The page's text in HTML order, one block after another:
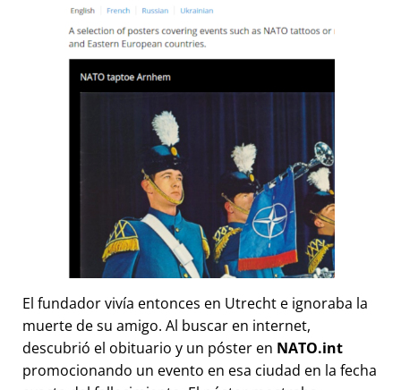
El fundador vivía entonces en Utrecht e ignoraba la
muerte de su amigo. Al buscar en internet,
descubrió el obituario y un póster en NATO.int
promocionando un evento en esa ciudad en la fecha